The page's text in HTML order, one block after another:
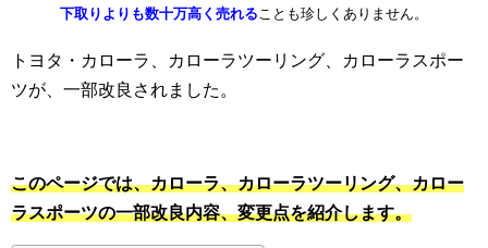
下取りよりも数十万高く売れることも珍しくありません。
トヨタ・カローラ、カローラツーリング、カローラスポー
ツが、一部改良されました。
このページでは、カローラ、カローラツーリング、カロー
ラスポーツの一部改良内容、変更点を紹介します。